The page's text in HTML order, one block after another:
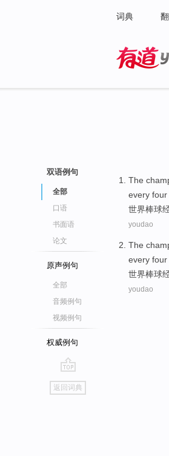
词典
双语例句
全部
口语
书面语
论文
原声例句
全部
音频例句
视频例句
权威例句
go
top
返回词典
The
every four
世界棒球
youdao
The
every four
世界棒球
youdao